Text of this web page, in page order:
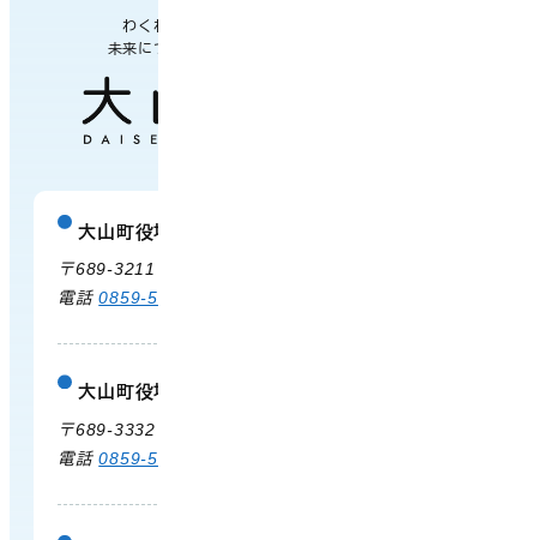
わくわく楽しい
未来につながるまち
大山町役場
〒689-3211 鳥取県西伯郡大山町御来屋328
電話0859-54-3111
大山町役場 大山支所
〒689-3332 鳥取県西伯郡大山町末長500
電話0859-53-3311